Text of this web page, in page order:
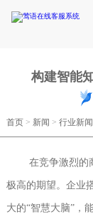
构建智能
首页> 新闻 > 行业新闻
在竞争激烈的商
极高的期望。企业
大的“智慧大脑”，